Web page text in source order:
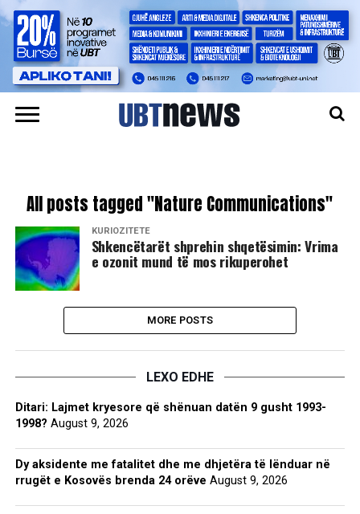
All posts tagged "Nature Communications"
KURIOZITETE
Shkencëtarët shprehin shqetësimin: Vrima
e ozonit mund të mos rikuperohet
MORE POSTS
LEXO EDHE
Ditari: Lajmet kryesore që shënuan datën 9 gusht 1993-
1998? August 9, 2026
Dy aksidente me fatalitet dhe me dhjetëra të lënduar në
rrugët e Kosovës brenda 24 orëve August 9, 2026